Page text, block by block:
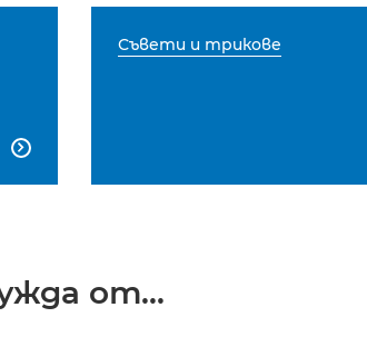

Съвети и трикове
от...